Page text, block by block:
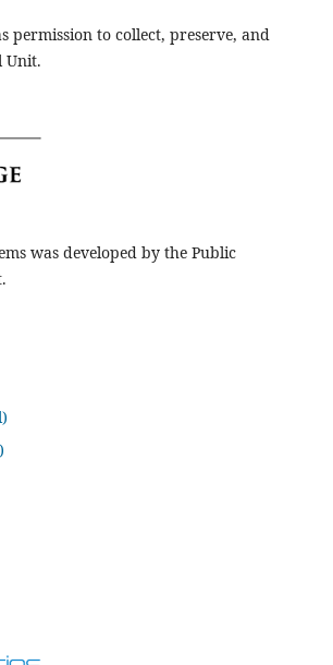
permission to collect, preserve, and
Unit.
was developed by the Public